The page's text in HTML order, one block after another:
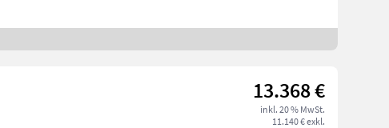
13.368 €
inkl. 20 % MwSt.
11.140 € exkl.